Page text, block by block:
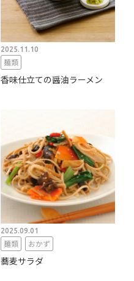
2025.11.10
麺類
香味仕立ての醤油ラーメン
2025.09.01
麺類 おかず
蕎麦サラダ